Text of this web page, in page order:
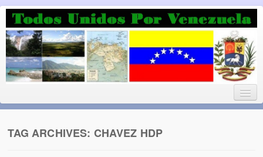
Luchando por la Democracia
Fuera el chavismo, la peor peste que le ha caido a esta tierra
TAG ARCHIVES: CHAVEZ HDP